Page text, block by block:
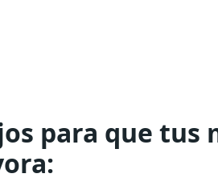
para que tus